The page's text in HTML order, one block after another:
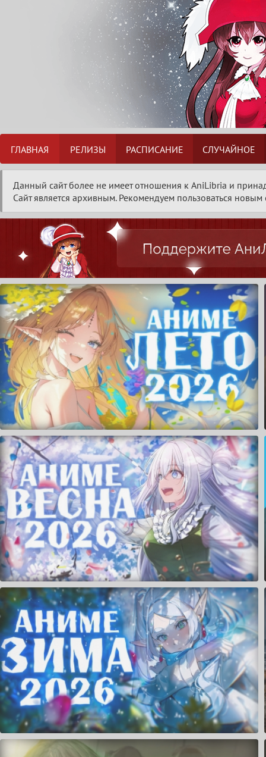
ГЛАВНАЯ РЕЛИЗЫ РАСПИСАНИЕ СЛУЧАЙНОЕ
Данный сайт более не имеет отношения к AniLibria и
Сайт является архивным. Рекомендуем пользоваться